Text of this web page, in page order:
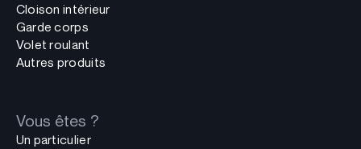
Cloison intérieur
Garde corps
Volet roulant
Autres produits
Vous êtes ?
Un particulier